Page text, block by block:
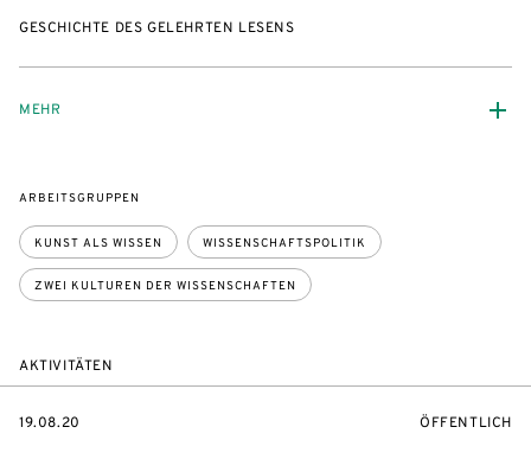
GESCHICHTE DES GELEHRTEN LESENS
MEHR
ARBEITSGRUPPEN
KUNST ALS WISSEN WISSENSCHAFTSPOLITIK
ZWEI KULTUREN DER WISSENSCHAFTEN
AKTIVITÄTEN
EVENTBEGINSON
19.08.20 ÖFFENTLICH